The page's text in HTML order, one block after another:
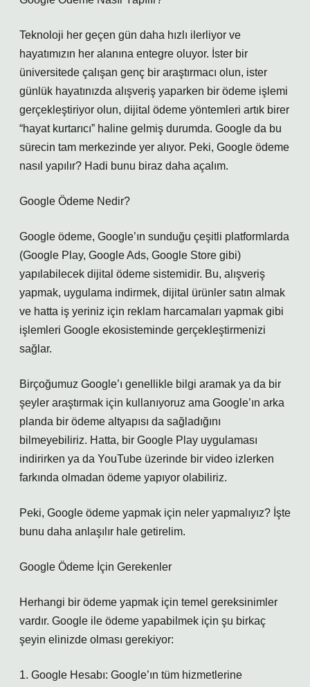
Teknoloji her geçen gün daha hızlı ilerliyor ve
hayatımızın her alanına entegre oluyor. İster bir
üniversitede çalışan genç bir araştırmacı olun, ister
günlük hayatınızda alışveriş yaparken bir ödeme işlemi
gerçekleştiriyor olun, dijital ödeme yöntemleri artık birer
“hayat kurtarıcı” haline gelmiş durumda. Google da bu
sürecin tam merkezinde yer alıyor. Peki, Google ödeme
nasıl yapılır? Hadi bunu biraz daha açalım.
Google Ödeme Nedir?
Google ödeme, Google’ın sunduğu çeşitli platformlarda
(Google Play, Google Ads, Google Store gibi)
yapılabilecek dijital ödeme sistemidir. Bu, alışveriş
yapmak, uygulama indirmek, dijital ürünler satın almak
ve hatta iş yeriniz için reklam harcamaları yapmak gibi
işlemleri Google ekosisteminde gerçekleştirmenizi
sağlar.
Birçoğumuz Google’ı genellikle bilgi aramak ya da bir
şeyler araştırmak için kullanıyoruz ama Google’ın arka
planda bir ödeme altyapısı da sağladığını
bilmeyebiliriz. Hatta, bir Google Play uygulaması
indirirken ya da YouTube üzerinde bir video izlerken
farkında olmadan ödeme yapıyor olabiliriz.
Peki, Google ödeme yapmak için neler yapmalıyız? İşte
bunu daha anlaşılır hale getirelim.
Google Ödeme İçin Gerekenler
Herhangi bir ödeme yapmak için temel gereksinimler
vardır. Google ile ödeme yapabilmek için şu birkaç
şeyin elinizde olması gerekiyor:
1. Google Hesabı: Google’ın tüm hizmetlerine